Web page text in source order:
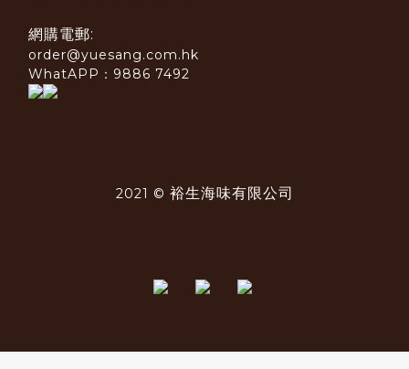
網購電郵:
order@yuesang.com.hk
WhatAPP：9886 7492
2021 © 裕生海味有限公司